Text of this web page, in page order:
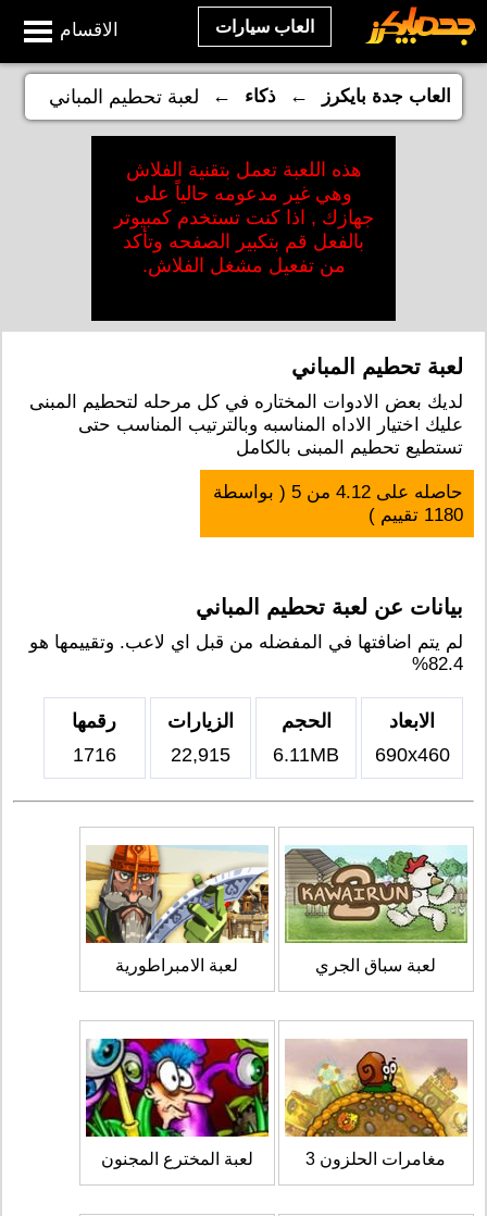
الاقسام العاب سيارات
العاب جدة بايكرز ← ذكاء ← لعبة تحطيم المباني
هذه اللعبة تعمل بتقنية الفلاش
وهي غير مدعومه حالياً على
جهازك , اذا كنت تستخدم كمبيوتر
بالفعل قم بتكبير الصفحه وتأكد
من تفعيل مشغل الفلاش.
لعبة تحطيم المباني
لديك بعض الادوات المختاره في كل مرحله لتحطيم المبنى
عليك اختيار الاداه المناسبه وبالترتيب المناسب حتى
تستطيع تحطيم المبنى بالكامل
حاصله على4.12 من5 ( بواسطة
1180 تقييم )
بيانات عن لعبة تحطيم المباني
لم يتم اضافتها في المفضله من قبل اي لاعب. وتقييمها هو
82.4%
الابعاد
690x460
الحجم
6.11MB
الزيارات
22,915
رقمها
1716
لعبة سباق الجري لعبة الامبراطورية
مغامرات الحلزون 3 لعبة المخترع المجنون